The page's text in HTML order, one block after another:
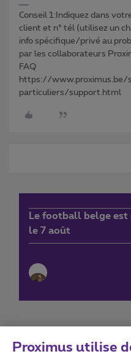
Conseil 1:Indiquez dans
client et n° tél (utilisez un
info spécifique/privé au
par les collaborateurs
FAQ
https://
particuliers/support.html
Le football belge est
le 7 août
Proximus utilise